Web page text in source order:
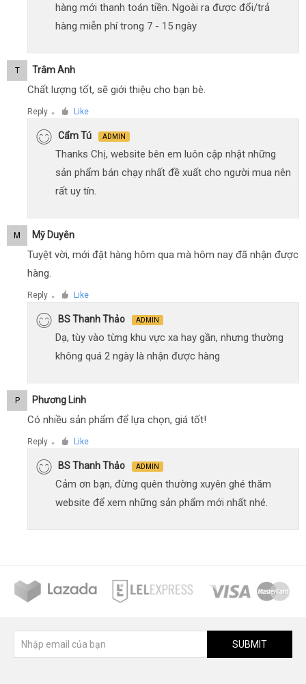
hàng mới thanh toán tiền. Ngoài ra được đổi/trả
hàng miễn phí trong 7 - 15 ngày
T Trâm Anh
Chất lượng tốt, sẽ giới thiệu cho bạn bè.
Reply ● Like
Cẩm Tú ADMIN
Thanks Chị, website bên em luôn cập nhật những
sản phẩm bán chạy nhất đề xuất cho người mua nên
rất uy tín.
M Mỹ Duyên
Tuyệt vời, mới đặt hàng hôm qua mà hôm nay đã nhận được
hàng.
Reply ● Like
BS Thanh Thảo ADMIN
Dạ, tùy vào từng khu vực xa hay gần, nhưng thường
không quá 2 ngày là nhận được hàng
P Phương Linh
Có nhiều sản phẩm để lựa chọn, giá tốt!
Reply ● Like
BS Thanh Thảo ADMIN
Cảm ơn bạn, đừng quên thường xuyên ghé thăm
website để xem những sản phẩm mới nhất nhé.
SUBMIT